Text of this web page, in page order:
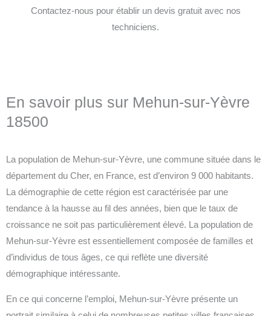
Contactez-nous pour établir un devis gratuit avec nos
techniciens.
En savoir plus sur Mehun-sur-Yèvre
18500
La population de Mehun-sur-Yèvre, une commune située dans le
département du Cher, en France, est d’environ 9 000 habitants.
La démographie de cette région est caractérisée par une
tendance à la hausse au fil des années, bien que le taux de
croissance ne soit pas particulièrement élevé. La population de
Mehun-sur-Yèvre est essentiellement composée de familles et
d’individus de tous âges, ce qui reflète une diversité
démographique intéressante.
En ce qui concerne l’emploi, Mehun-sur-Yèvre présente un